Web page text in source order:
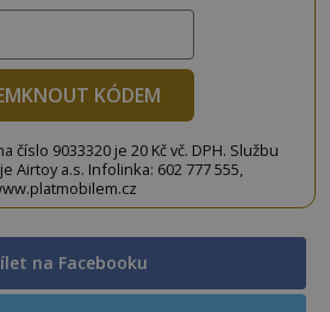
KÓDEM
číslo 9033320 je 20 Kč vč. DPH. Službu
Airtoy a.s. Infolinka: 602 777 555,
na Facebooku